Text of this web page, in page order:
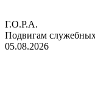
Г.О.Р.А.
Подвигам служебных
05.08.2026